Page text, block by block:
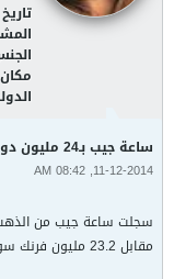
ساعة جيب بـ24 مليون دولار
11-12-2014, 08:42 AM
سجلت ساعة جيب من الذهب
مقابل 23.2 مليون فرنك سويسري (24 مليون دولار) في